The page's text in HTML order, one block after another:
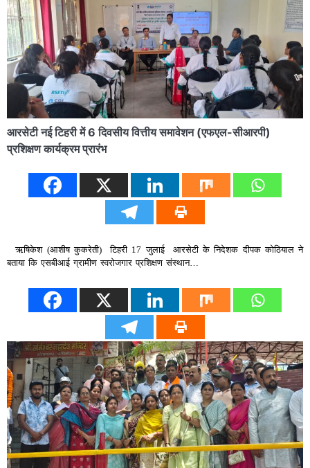
आरसेटी नई टिहरी में 6 दिवसीय वित्तीय समावेशन (एफएल-सीआरपी)
प्रशिक्षण कार्यक्रम प्रारंभ
ऋषिकेश (आशीष कुकरेती) टिहरी 17 जुलाई आरसेटी के निदेशक दीपक कोठियाल ने
बताया कि एसबीआई ग्रामीण स्वरोजगार प्रशिक्षण संस्थान…